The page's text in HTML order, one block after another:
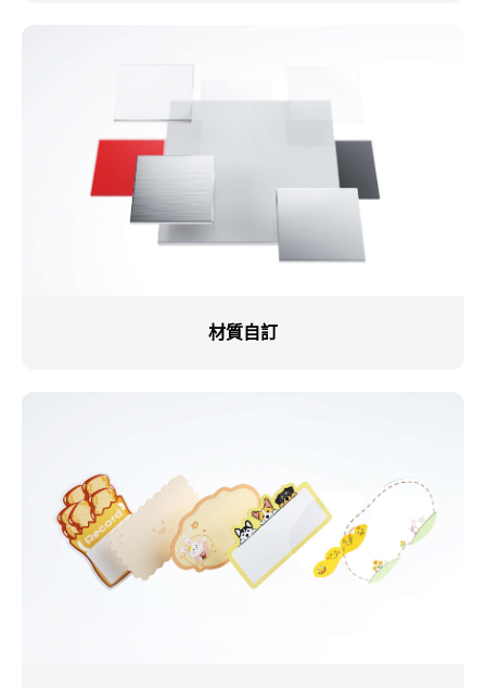
材質自訂​